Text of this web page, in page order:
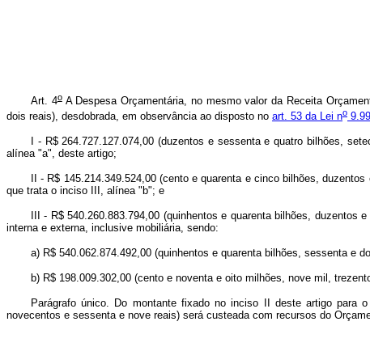
Art. 4oA Despesa Orçamentária, no mesmo valor da Receita
dois reais), desdobrada, em observância ao disposto no art. 53 da Lei no
I - R$ 264.727.127.074,00 (duzentos e sessenta e quatro bilhões,
alínea "a", deste artigo;
II - R$ 145.214.349.524,00 (cento e quarenta e cinco bilhões,
que trata o inciso III, alínea "b"; e
III - R$ 540.260.883.794,00 (quinhentos e quarenta bilhões, duzentos
interna e externa, inclusive mobiliária, sendo:
a) R$ 540.062.874.492,00 (quinhentos e quarenta bilhões, sessenta e
b) R$ 198.009.302,00 (cento e noventa e oito milhões, nove mil,
Parágrafo único. Do montante fixado no inciso II deste artigo para
novecentos e sessenta e nove reais) será custeada com recursos do